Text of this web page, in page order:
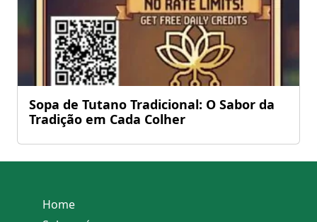
Sopa de Tutano Tradicional: O Sabor da
Tradição em Cada Colher
Home